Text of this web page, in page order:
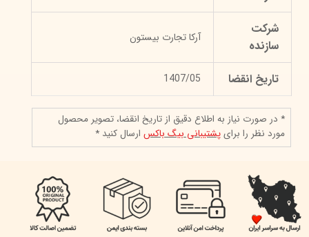
شرکت
سازنده
آرکا تجارت بیستون
تاریخ انقضا 1407/05
* در صورت نیاز به اطلاع دقیق از تاریخ انقضا، تصویر محصول
مورد نظر را برایپشتیبانی بیگ باکسارسال کنید *